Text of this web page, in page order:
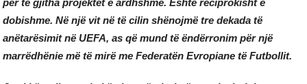
dobishme. Në një vit në të cilin shënojmë tre dekada të
anëtarësimit në UEFA, as që mund të ëndërronim për një
marrëdhënie më të mirë me Federatën Evropiane të Futbollit.